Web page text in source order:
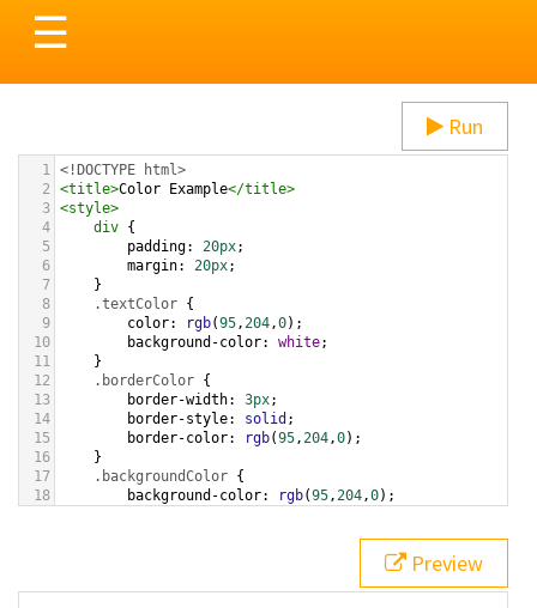
Toggle
navigation
☰
Run
1 <!DOCTYPE html>
2
<title>Color Example</title>
3 <style>
4
div {
5
padding: 20px;
6
margin: 20px;
7
}
8
.textColor {
9
color: rgb(95,204,0);
10
background-color: white;
11
}
12
.borderColor {
13
border-width: 3px;
14
border-style: solid ;
15
border-color: rgb(95,204,0);
16
}
17
.backgroundColor {
18
background-color: rgb(95,204,0);
bottom ,
white, rgb(95,204,0));
Preview